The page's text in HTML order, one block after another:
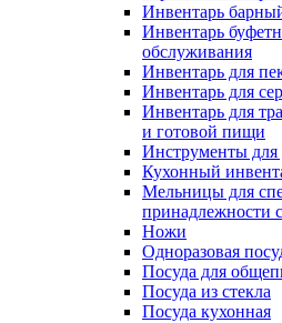
Инвентарь
Инвентарь
обслуживания
Инвентарь для
Инвентарь для
Инвентарь для
и готовой пищи
Инструменты для
Кухонный
Мельницы для
принадлежности
Ножи
Одноразовая
Посуда для
Посуда из стекла
Посуда кухонная